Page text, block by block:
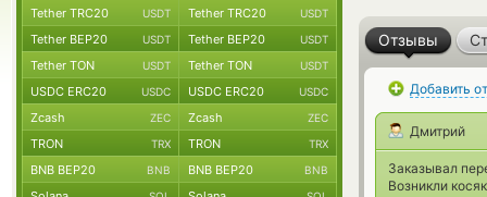
Отзывы
Добавить
Дмитрий
Заказывал
Возникли
Tether TRC20 USDT Tether TRC20 USDT
Tether BEP20 USDT Tether BEP20 USDT
Tether TON USDT Tether TON USDT
USDC ERC20 USDC USDC ERC20 USDC
Zcash ZEC Zcash ZEC
TRON TRX TRON TRX
BNB BEP20 BNB BNB BEP20 BNB